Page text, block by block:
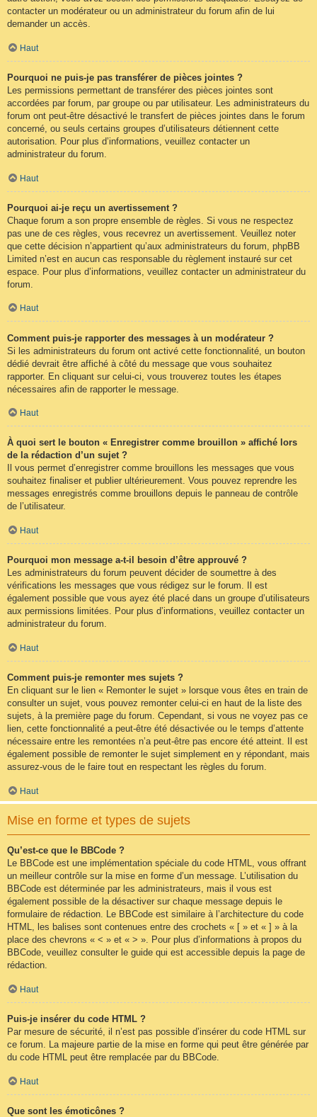
contacter un modérateur ou un administrateur du forum afin de lui
demander un accès.
Haut
Pourquoi ne puis-je pas transférer de pièces jointes ?
Les permissions permettant de transférer des pièces jointes sont
accordées par forum, par groupe ou par utilisateur. Les administrateurs du
forum ont peut-être désactivé le transfert de pièces jointes dans le forum
concerné, ou seuls certains groupes d’utilisateurs détiennent cette
autorisation. Pour plus d’informations, veuillez contacter un
administrateur du forum.
Haut
Pourquoi ai-je reçu un avertissement ?
Chaque forum a son propre ensemble de règles. Si vous ne respectez
pas une de ces règles, vous recevrez un avertissement. Veuillez noter
que cette décision n’appartient qu’aux administrateurs du forum, phpBB
Limited n’est en aucun cas responsable du règlement instauré sur cet
espace. Pour plus d’informations, veuillez contacter un administrateur du
forum.
Haut
Comment puis-je rapporter des messages à un modérateur ?
Si les administrateurs du forum ont activé cette fonctionnalité, un bouton
dédié devrait être affiché à côté du message que vous souhaitez
rapporter. En cliquant sur celui-ci, vous trouverez toutes les étapes
nécessaires afin de rapporter le message.
Haut
À quoi sert le bouton « Enregistrer comme brouillon » affiché lors
de la rédaction d’un sujet ?
Il vous permet d’enregistrer comme brouillons les messages que vous
souhaitez finaliser et publier ultérieurement. Vous pouvez reprendre les
messages enregistrés comme brouillons depuis le panneau de contrôle
de l’utilisateur.
Haut
Pourquoi mon message a-t-il besoin d’être approuvé ?
Les administrateurs du forum peuvent décider de soumettre à des
vérifications les messages que vous rédigez sur le forum. Il est
également possible que vous ayez été placé dans un groupe d’utilisateurs
aux permissions limitées. Pour plus d’informations, veuillez contacter un
administrateur du forum.
Haut
Comment puis-je remonter mes sujets ?
En cliquant sur le lien « Remonter le sujet » lorsque vous êtes en train de
consulter un sujet, vous pouvez remonter celui-ci en haut de la liste des
sujets, à la première page du forum. Cependant, si vous ne voyez pas ce
lien, cette fonctionnalité a peut-être été désactivée ou le temps d’attente
nécessaire entre les remontées n’a peut-être pas encore été atteint. Il est
également possible de remonter le sujet simplement en y répondant, mais
assurez-vous de le faire tout en respectant les règles du forum.
Haut
Mise en forme et types de sujets
Qu’est-ce que le BBCode ?
Le BBCode est une implémentation spéciale du code HTML, vous offrant
un meilleur contrôle sur la mise en forme d’un message. L’utilisation du
BBCode est déterminée par les administrateurs, mais il vous est
également possible de la désactiver sur chaque message depuis le
formulaire de rédaction. Le BBCode est similaire à l’architecture du code
HTML, les balises sont contenues entre des crochets « [ » et « ] » à la
place des chevrons « < » et « > ». Pour plus d’informations à propos du
BBCode, veuillez consulter le guide qui est accessible depuis la page de
rédaction.
Haut
Puis-je insérer du code HTML ?
Par mesure de sécurité, il n’est pas possible d’insérer du code HTML sur
ce forum. La majeure partie de la mise en forme qui peut être générée par
du code HTML peut être remplacée par du BBCode.
Haut
Que sont les émoticônes ?